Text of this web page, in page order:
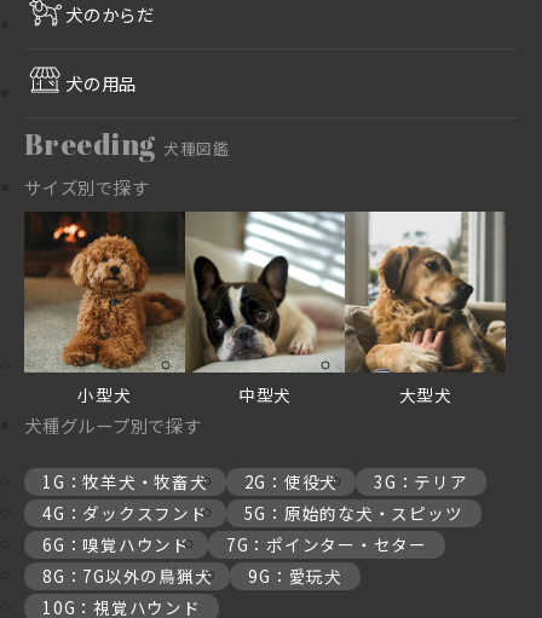
犬のからだ
犬の用品
Breeding 犬種図鑑
サイズ別で探す
小型犬 中型犬 大型犬
犬種グループ別で探す
1G：牧羊犬・牧畜犬 2G：使役犬
3G：テリア
4G：ダックスフンド
5G：原始的な犬・スピッツ
6G：嗅覚ハウンド
7G：ポインター・セター
8G：7G以外の鳥猟犬
9G：愛玩犬
10G：視覚ハウンド